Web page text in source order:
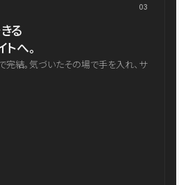
03
る
へ。
完結。気づいたその場で手を入れ、サ